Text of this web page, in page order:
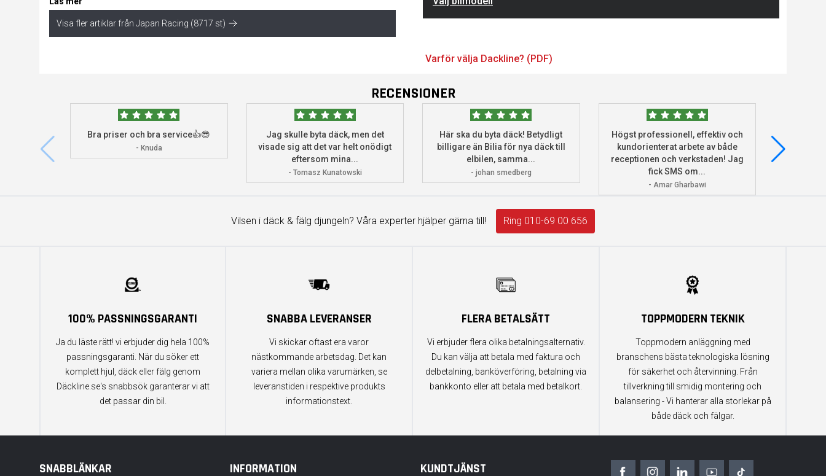
Visa fler artiklar från Japan Racing (8717 st)
Varför välja Dackline? (PDF)
RECENSIONER
Bra priser och bra service👍😎
- Knuda
Jag skulle byta däck, men det
visade sig att det var helt onödigt
eftersom mina...
- Tomasz Kunatowski
Här ska du byta däck! Betydligt
billigare än Bilia för nya däck till
elbilen, samma...
- johan smedberg
Högst professionell, effektiv och
kundorienterat arbete av både
receptionen och verkstaden! Jag
fick SMS om...
- Amar Gharbawi
deras
Vilsen i däck & fälg djungeln? Våra experter hjälper gärna till! Ring 010-69 00 656
100% PASSNINGSGARANTI
Ja du läste rätt! vi erbjuder dig hela 100%
passningsgaranti. När du söker ett
komplett hjul, däck eller fälg genom
Däckline.se's snabbsök garanterar vi att
det passar din bil.
SNABBA LEVERANSER
Vi skickar oftast era varor
nästkommande arbetsdag. Det kan
variera mellan olika varumärken, se
leveranstiden i respektive produkts
informationstext.
FLERA BETALSÄTT
Vi erbjuder flera olika betalningsalternativ.
Du kan välja att betala med faktura och
delbetalning, banköverföring, betalning via
bankkonto eller att betala med betalkort.
TOPPMODERN TEKNIK
Toppmodern anläggning med
branschens bästa teknologiska lösning
för säkerhet och återvinning. Från
tillverkning till smidig montering och
balansering - Vi hanterar alla storlekar på
både däck och fälgar.
SNABBLÄNKAR INFORMATION KUNDTJÄNST